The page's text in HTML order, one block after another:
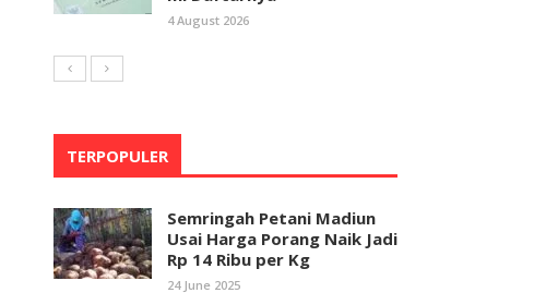
4 August 2026
TERPOPULER
Semringah Petani Madiun
Usai Harga Porang Naik Jadi
Rp 14 Ribu per Kg
24 June 2025